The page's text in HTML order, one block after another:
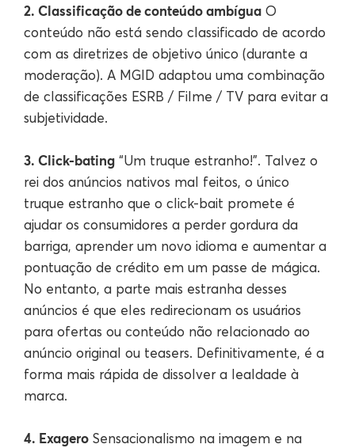
2. Classificação de conteúdo ambígua O
conteúdo não está sendo classificado de acordo
com as diretrizes de objetivo único (durante a
moderação). A MGID adaptou uma combinação
de classificações ESRB / Filme / TV para evitar a
subjetividade.
3. Click-bating “Um truque estranho!”. Talvez o
rei dos anúncios nativos mal feitos, o único
truque estranho que o click-bait promete é
ajudar os consumidores a perder gordura da
barriga, aprender um novo idioma e aumentar a
pontuação de crédito em um passe de mágica.
No entanto, a parte mais estranha desses
anúncios é que eles redirecionam os usuários
para ofertas ou conteúdo não relacionado ao
anúncio original ou teasers. Definitivamente, é a
forma mais rápida de dissolver a lealdade à
marca.
4. Exagero Sensacionalismo na imagem e na